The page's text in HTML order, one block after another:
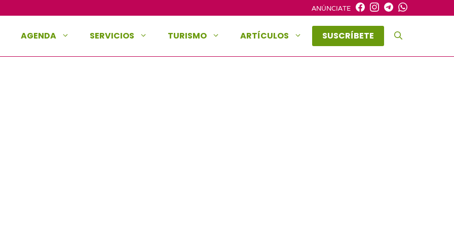
ANÚNCIATE
AGENDA SERVICIOS TURISMO ARTÍCULOS SUSCRÍBETE